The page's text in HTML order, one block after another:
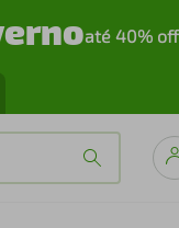
até 40% off